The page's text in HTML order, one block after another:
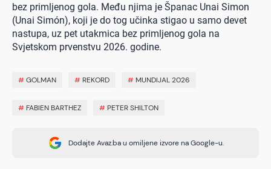
bez primljenog gola. Među njima je Španac Unai Simon
(Unai Simón), koji je do tog učinka stigao u samo devet
nastupa, uz pet utakmica bez primljenog gola na
Svjetskom prvenstvu 2026. godine.
#GOLMAN # REKORD # MUNDIJAL 2026
# FABIEN BARTHEZ # PETER SHILTON
Dodajte Avaz.ba u omiljene izvore na Google-u.